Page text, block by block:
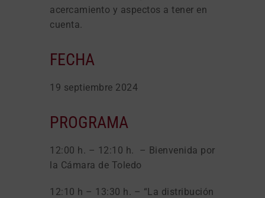
acercamiento y aspectos a tener en
cuenta.
FECHA
19 septiembre 2024
PROGRAMA
12:00 h. – 12:10 h. – Bienvenida por
la Cámara de Toledo
12:10 h – 13:30 h. – “La distribución